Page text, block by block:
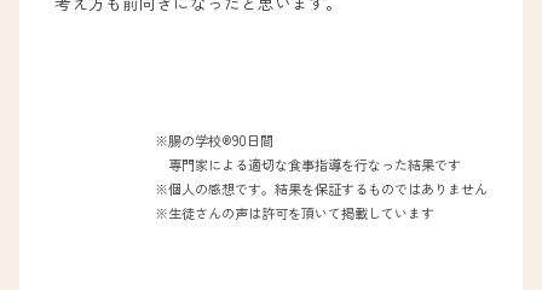
※腸の学校®︎90日間
専門家による適切な食事指導を行なった結果です
※個人の感想です。結果を保証するものではありません
※生徒さんの声は許可を頂いて掲載しています